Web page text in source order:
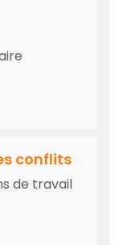
conflits
de travail